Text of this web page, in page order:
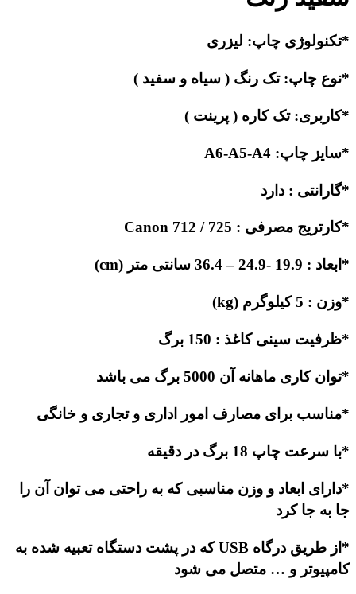
*تکنولوژی چاپ: لیزری
*نوع چاپ: تک رنگ ( سیاه و سفید )
*کاربری: تک کاره ( پرینت )
*سایز چاپ: A6-A5-A4
*گارانتی : دارد
*کارتریج مصرفی : Canon 712 / 725
*ابعاد : 19.9 -24.9 – 36.4 سانتی متر (cm)
*وزن : 5 کیلوگرم (kg)
*ظرفیت سینی کاغذ : 150 برگ
*توان کاری ماهانه آن 5000 برگ می باشد
*مناسب برای مصارف امور اداری و تجاری و خانگی
*با سرعت چاپ 18 برگ در دقیقه
*دارای ابعاد و وزن مناسبی که به راحتی می توان آن را
جا به جا کرد
*از طریق درگاه USB که در پشت دستگاه تعبیه شده به
کامپیوتر و … متصل می شود